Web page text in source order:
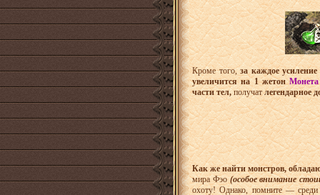
Кроме того,за каждое усиление
увеличится на 1 жетонМонета
части тел, получатлегендарное
Как же найти монстров,
мира Фэо(особое внимание
охоту! Однако, помните — среди